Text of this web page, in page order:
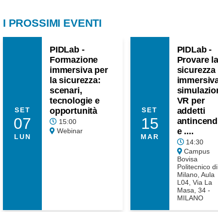
I PROSSIMI EVENTI
SET
07
LUN
PIDLab -
Formazione
immersiva per
la sicurezza:
scenari,
tecnologie e
opportunità
15:00
Webinar
SET
15
MAR
PIDLab -
Provare la
sicurezza
VR per
addetti
e ....
14:30
Campus
Bovisa
Politecnico di
Milano, Aula
L04, Via La
Masa, 34 -
MILANO